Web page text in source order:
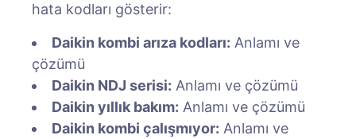
hata kodları gösterir:
Daikin kombi arıza kodları: Anlamı ve
çözümü
Daikin NDJ serisi: Anlamı ve çözümü
Daikin yıllık bakım: Anlamı ve çözümü
Daikin kombi çalışmıyor: Anlamı ve